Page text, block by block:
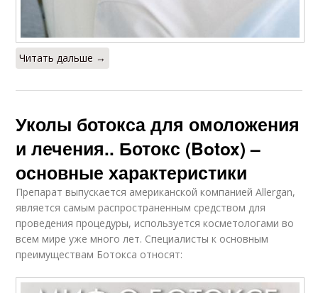
Читать дальше →
Уколы ботокса для омоложения
и лечения.. Ботокс (Botox) –
основные характеристики
Препарат выпускается американской компанией Allergan,
является самым распространенным средством для
проведения процедуры, используется косметологами во
всем мире уже много лет. Специалисты к основным
преимуществам Ботокса относят: